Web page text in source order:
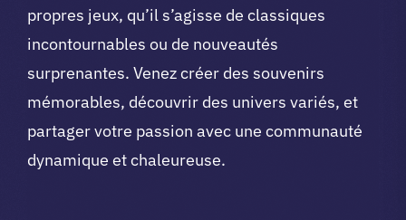
propres jeux, qu’il s’agisse de classiques
incontournables ou de nouveautés
surprenantes. Venez créer des souvenirs
mémorables, découvrir des univers variés, et
partager votre passion avec une communauté
dynamique et chaleureuse.